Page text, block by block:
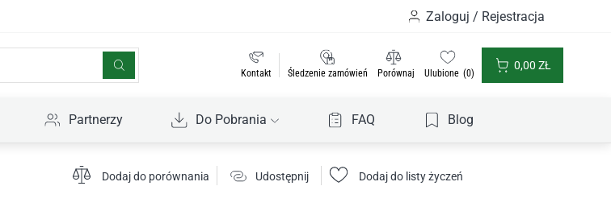
Zaloguj / Rejestracja
Kontakt Śledzenie zamówień Porównaj Ulubione 0
0,00 ZŁ
Partnerzy Do Pobrania FAQ Blog
Dodaj do porównania Udostępnij Dodaj do listy życzeń